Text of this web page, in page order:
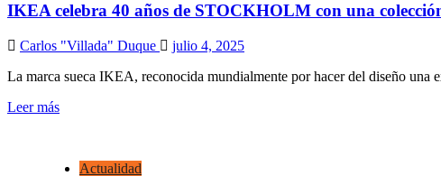
IKEA celebra 40 años de STOCKHOLM con una
Carlos "Villada" Duque
julio 4, 2025
La marca sueca IKEA, reconocida mundialmente por hacer del diseño una
Leer más
Actualidad